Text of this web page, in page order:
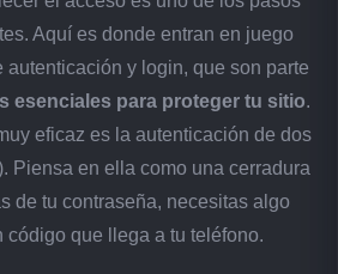
Aquí es donde entran en juego
autenticación y login, que son parte
esenciales para proteger tu sitio.
eficaz es la autenticación de dos
Piensa en ella como una cerradura
de tu contraseña, necesitas algo
código que llega a tu teléfono.